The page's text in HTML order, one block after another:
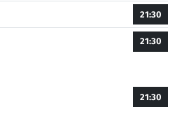
21:30
21:30
21:30